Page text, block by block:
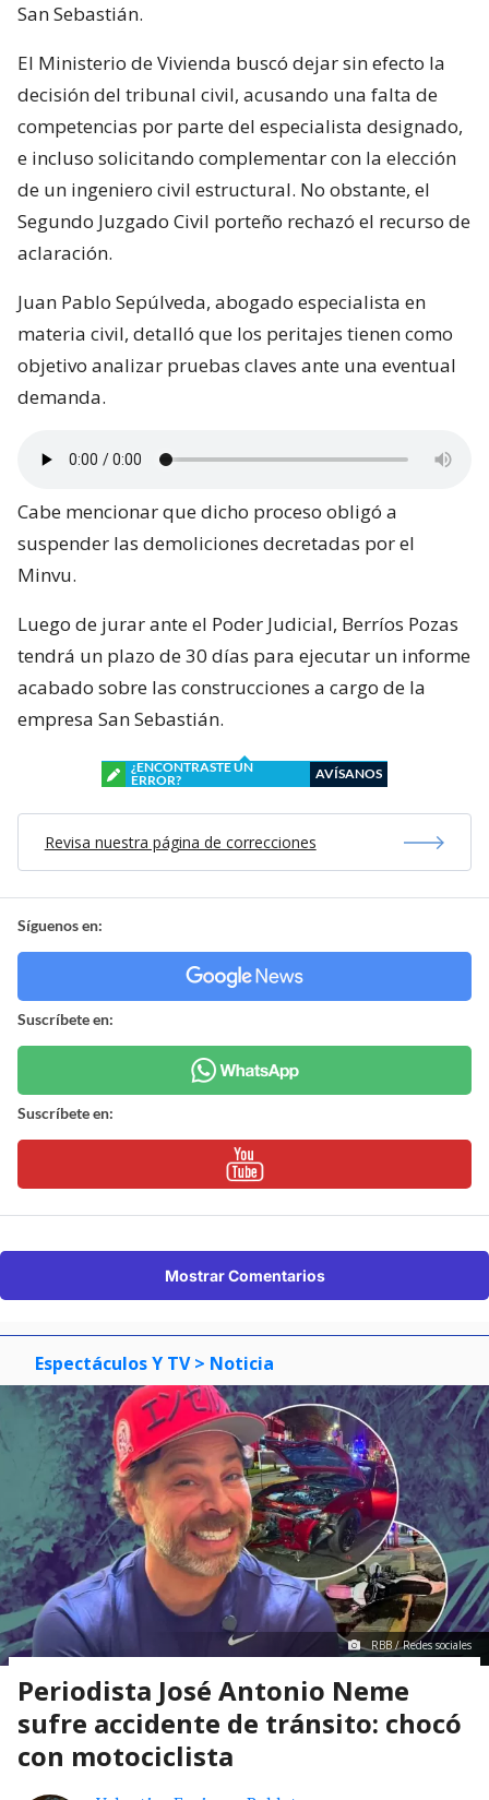
San Sebastián.
El Ministerio de Vivienda buscó dejar sin efecto la
decisión del tribunal civil, acusando una falta de
competencias por parte del especialista designado,
e incluso solicitando complementar con la elección
de un ingeniero civil estructural. No obstante, el
Segundo Juzgado Civil porteño rechazó el recurso de
aclaración.
Juan Pablo Sepúlveda, abogado especialista en
materia civil, detalló que los peritajes tienen como
objetivo analizar pruebas claves ante una eventual
demanda.
Cabe mencionar que dicho proceso obligó a
suspender las demoliciones decretadas por el
Minvu.
Luego de jurar ante el Poder Judicial, Berríos Pozas
tendrá un plazo de 30 días para ejecutar un informe
acabado sobre las construcciones a cargo de la
empresa San Sebastián.
¿ENCONTRASTE UN
ERROR?
AVÍSANOS
Revisa nuestra página de correcciones
Síguenos en:
Suscríbete en:
Suscríbete en:
Mostrar Comentarios
Espectáculos Y TV > Noticia
RBB / Redes sociales
Periodista José Antonio Neme
sufre accidente de tránsito: chocó
con motociclista